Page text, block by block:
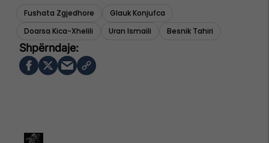
Fushata Zgjedhore
Glauk Konjufca
Doarsa Kica-Xhelili
Uran Ismaili Besnik Tahiri